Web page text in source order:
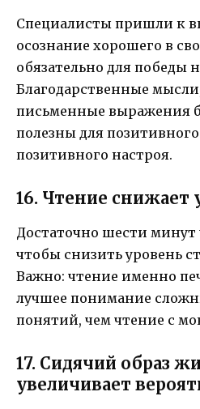
Специалисты пришли к
осознание хорошего в
обязательно для победы
Благодарственные
письменные выражения
полезны для
позитивного настроя.
16. Чтение снижает
Достаточно шести минут
чтобы снизить уровень
Важно: чтение именно
лучшее понимание
понятий, чем чтение с
17. Сидячий образ
увеличивает